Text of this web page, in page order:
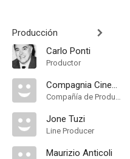
Producción
Carlo Ponti
Productor
Compagnia Cinematografica Champion
Compañía de Produccion
Jone Tuzi
Line Producer
Maurizio Anticoli